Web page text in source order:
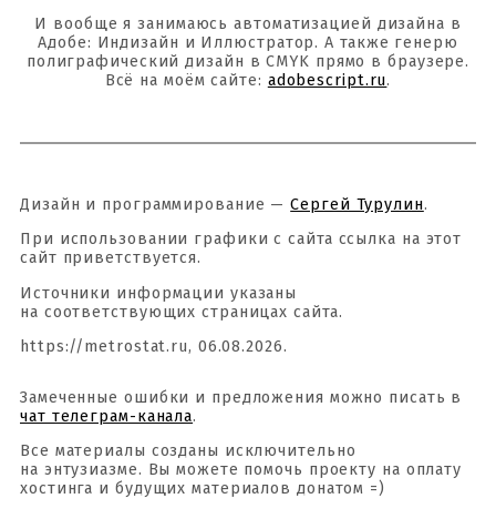
И вообще я занимаюсь автоматизацией дизайна в
Адобе: Индизайн и Иллюстратор. А также генерю
полиграфический дизайн в CMYK прямо в браузере.
Всё на моём сайте: adobescript.ru.
Дизайн и программирование —Сергей Турулин.
При использовании графики с сайта ссылка на этот
сайт приветствуется.
Источники информации указаны
на соответствующих страницах сайта.
https://metrostat.ru, 06.08.2026.
Замеченные ошибки и предложения можно писать в
чат телеграм-канала.
Все материалы созданы исключительно
на энтузиазме. Вы можете помочь проекту на оплату
хостинга и будущих материалов донатом =)